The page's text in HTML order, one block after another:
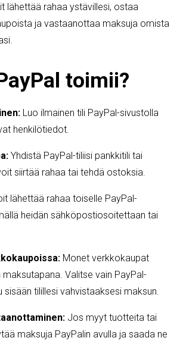
lähettää rahaa ystävillesi, ostaa
ja vastaanottaa maksuja omista
toimii?
Luo ilmainen tili PayPal-sivustolla
henkilötiedot.
Yhdistä PayPal-tiliisi pankkitili tai
siirtää rahaa tai tehdä ostoksia.
lähettää rahaa toiselle PayPal-
heidän sähköpostiosoitettaan tai
Monet verkkokaupat
Valitse vain PayPal-
sisään tilillesi vahvistaaksesi maksun.
Jos myyt tuotteita tai
maksuja PayPalin avulla ja saada ne